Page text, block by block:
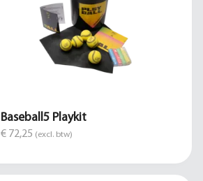
Baseball5 Playkit
€ 72,25 (excl. btw)